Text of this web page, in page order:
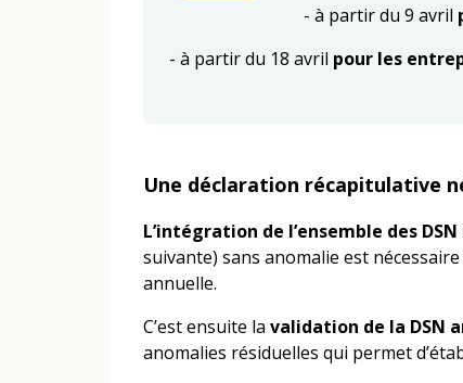
- à partir du 9 avril
- à partir du 18 avril pour les
Une déclaration récapitulative
L’intégration de l’ensemble des
suivante) sans anomalie est
annuelle.
C’est ensuite la validation de la DSN
anomalies résiduelles qui permet